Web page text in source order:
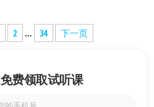
2 … 34 下一页
免费领取试听课